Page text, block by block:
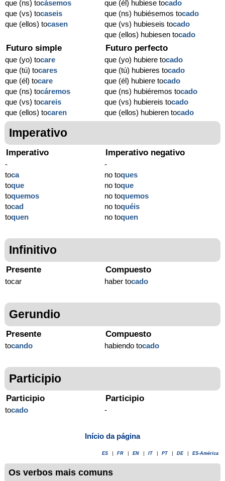
que (ns) tocásemos
que (vs) tocaseis
que (ellos) tocasen
que (él) hubiese tocado
que (ns) hubiésemos tocado
que (vs) hubieseis tocado
que (ellos) hubiesen tocado
Futuro simple
que (yo) tocare
que (tú) tocares
que (él) tocare
que (ns) tocáremos
que (vs) tocareis
que (ellos) tocaren
Futuro perfecto
que (yo) hubiere tocado
que (tú) hubieres tocado
que (él) hubiere tocado
que (ns) hubiéremos tocado
que (vs) hubiereis tocado
que (ellos) hubieren tocado
Imperativo
Imperativo
-
toca
toque
toquemos
tocad
toquen
Imperativo negativo
-
no toques
no toque
no toquemos
no toquéis
no toquen
Infinitivo
Presente
tocar
Compuesto
haber tocado
Gerundio
Presente
tocando
Compuesto
habiendo tocado
Participio
Participio
tocado
Participio
-
Início da página
ES FR EN IT PT DE ES-América
Os verbos mais comuns